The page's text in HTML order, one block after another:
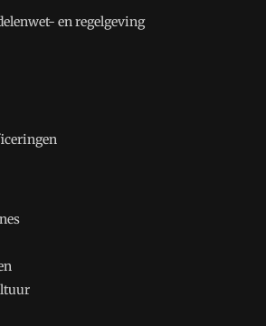
en regelgeving